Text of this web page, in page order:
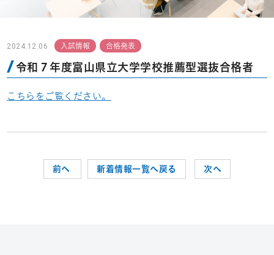
2024.12.06 入試情報 合格発表
令和７年度富山県立大学学校推薦型選抜合格者
こちらをご覧ください。
前へ 新着情報一覧へ戻る 次へ